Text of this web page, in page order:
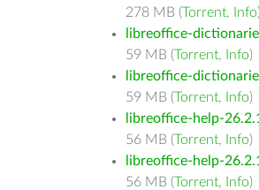
278 MB (Torrent, Info
libreoffice-
59 MB (Torrent, Info)
libreoffice-
59 MB (Torrent, Info)
libreoffice-help-
56 MB (Torrent, Info)
libreoffice-help-
56 MB (Torrent, Info)